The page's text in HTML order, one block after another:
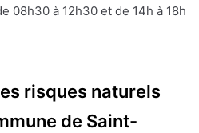
08h30 à 12h30 et de 14h à 18h
risques naturels
de Saint-